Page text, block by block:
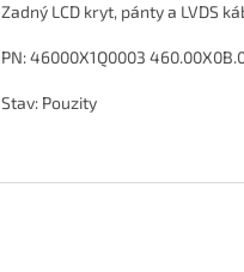
Zadný LCD kryt, pánty a LVDS
PN: 46000X1Q0003
Stav: Pouzity